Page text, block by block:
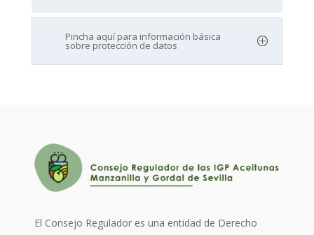
Pincha aquí para información básica
sobre protección de datos
El Consejo Regulador es una entidad de Derecho